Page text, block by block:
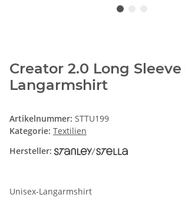
Creator 2.0 Long
Langarmshirt
Artikelnummer: STTU199
Kategorie: Textilien
Hersteller:
Unisex-Langarmshirt